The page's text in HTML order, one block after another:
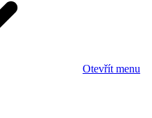
Otevřít menu